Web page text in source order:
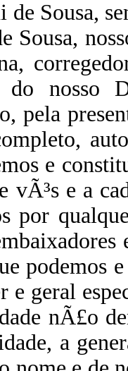
de Sousa,
Sousa,
nosso
pela
e
vÃ³s e a
por
podemos
e geral
nÃ£o
a